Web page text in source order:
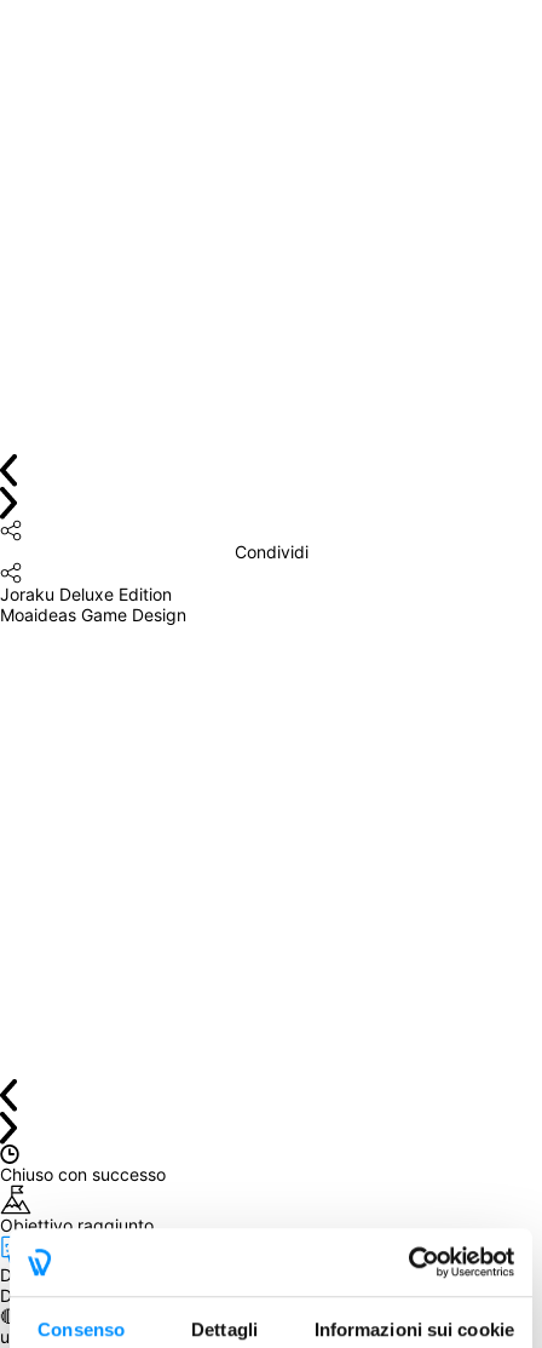
Consenso Dettagli Informazioni sui cookie
Condividi
Joraku Deluxe Edition
Moaideas Game Design
Chiuso con successo
Obiettivo raggiunto
Da accorpare:
disponibile in magazzino dal May 17, 2024
Da sapere
🔴 Ritira alla Play, scrivendolo nelle note, e riceverai alla consegna
un codice sconto del 5% per il prossimo acquisto!